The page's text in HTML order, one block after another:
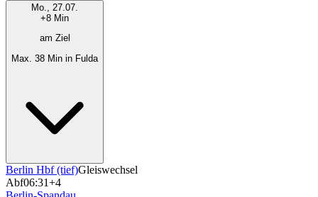
Mo., 27.07.
+8 Min
am Ziel
Max. 38 Min in Fulda
Berlin Hbf (tief)Gleiswechsel
Abf06:31+4